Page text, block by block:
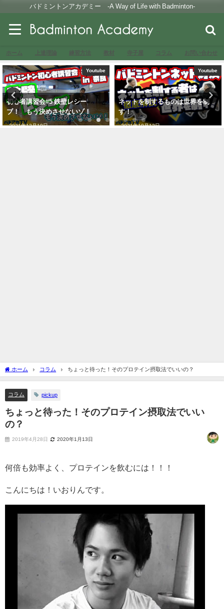
バドミントンアカデミー -A Way of Life with Badminton-
ホーム 上達理論 練習方法 教材 寺子屋 コラム お問い合わせ
Youtube
初心者講習会#5 鉄壁レシー
ブ！ もう決めさせないゾ！
2021年12月19日
Youtube
ネットを制するものは世界を制
す！
2021年10月12日
ホーム コラム ちょっと待った！そのプロテイン摂取法でいいの？
コラム pickup
ちょっと待った！そのプロテイン摂取法でいい
の？
2019年4月28日 2020年1月13日
何倍も効率よく、プロテインを飲むには！！！
こんにちは！いおりんです。